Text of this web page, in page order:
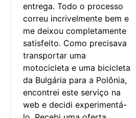
entrega. Todo o processo
correu incrivelmente bem e
me deixou completamente
satisfeito. Como precisava
transportar uma
motocicleta e uma bicicleta
da Bulgária para a Polônia,
encontrei este serviço na
web e decidi experimentá-